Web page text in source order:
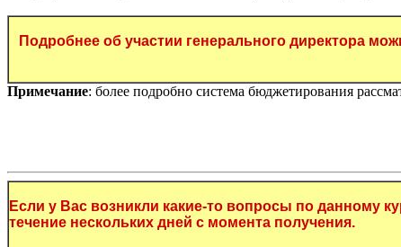
Подробнее об участии генерального директора
Примечание: более подробно система бюджетирования
Если у Вас возникли какие-то вопросы по данному
течение нескольких дней с момента получения.